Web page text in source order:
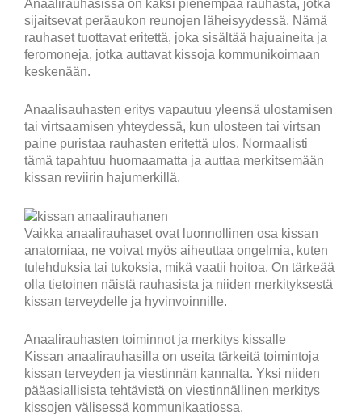
Anaalirauhasissa on kaksi pienempää rauhasta, jotka
sijaitsevat peräaukon reunojen läheisyydessä. Nämä
rauhaset tuottavat eritettä, joka sisältää hajuaineita ja
feromoneja, jotka auttavat kissoja kommunikoimaan
keskenään.
Anaalisauhasten eritys vapautuu yleensä ulostamisen
tai virtsaamisen yhteydessä, kun ulosteen tai virtsan
paine puristaa rauhasten eritettä ulos. Normaalisti
tämä tapahtuu huomaamatta ja auttaa merkitsemään
kissan reviirin hajumerkillä.
Vaikka anaalirauhaset ovat luonnollinen osa kissan
anatomiaa, ne voivat myös aiheuttaa ongelmia, kuten
tulehduksia tai tukoksia, mikä vaatii hoitoa. On tärkeää
olla tietoinen näistä rauhasista ja niiden merkityksestä
kissan terveydelle ja hyvinvoinnille.
Anaalirauhasten toiminnot ja merkitys kissalle
Kissan anaalirauhasilla on useita tärkeitä toimintoja
kissan terveyden ja viestinnän kannalta. Yksi niiden
pääasiallisista tehtävistä on viestinnällinen merkitys
kissojen välisessä kommunikaatiossa.